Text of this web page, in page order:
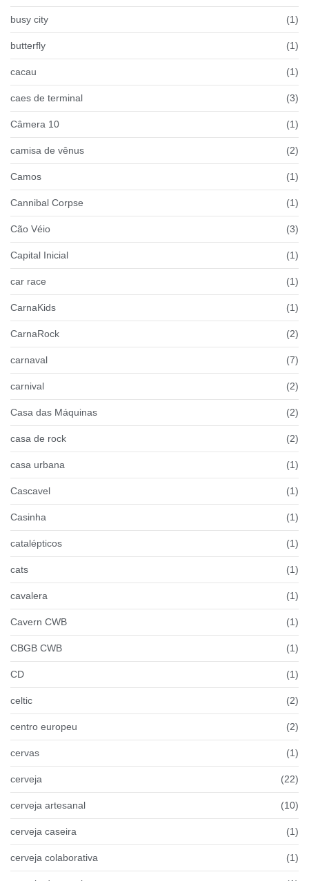
busy city (1)
butterfly (1)
cacau (1)
caes de terminal (3)
Câmera 10 (1)
camisa de vênus (2)
Camos (1)
Cannibal Corpse (1)
Cão Véio (3)
Capital Inicial (1)
car race (1)
CarnaKids (1)
CarnaRock (2)
carnaval (7)
carnival (2)
Casa das Máquinas (2)
casa de rock (2)
casa urbana (1)
Cascavel (1)
Casinha (1)
catalépticos (1)
cats (1)
cavalera (1)
Cavern CWB (1)
CBGB CWB (1)
CD (1)
celtic (2)
centro europeu (2)
cervas (1)
cerveja (22)
cerveja artesanal (10)
cerveja caseira (1)
cerveja colaborativa (1)